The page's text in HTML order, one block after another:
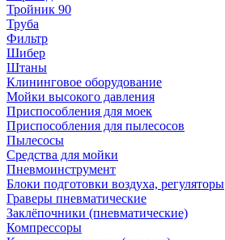
Тройник 90
Труба
Фильтр
Шибер
Штаны
Клининговое оборудование
Мойки высокого давления
Приспособления для моек
Приспособления для пылесосов
Пылесосы
Средства для мойки
Пневмоинструмент
Блоки подготовки воздуха, регуляторы
Граверы пневматические
Заклёпочники (пневматические)
Компрессоры